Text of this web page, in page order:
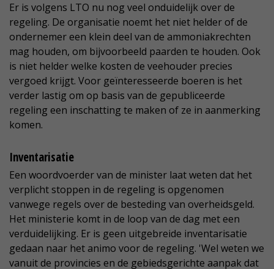
Er is volgens LTO nu nog veel onduidelijk over de
regeling. De organisatie noemt het niet helder of de
ondernemer een klein deel van de ammoniakrechten
mag houden, om bijvoorbeeld paarden te houden. Ook
is niet helder welke kosten de veehouder precies
vergoed krijgt. Voor geïnteresseerde boeren is het
verder lastig om op basis van de gepubliceerde
regeling een inschatting te maken of ze in aanmerking
komen.
Inventarisatie
Een woordvoerder van de minister laat weten dat het
verplicht stoppen in de regeling is opgenomen
vanwege regels over de besteding van overheidsgeld.
Het ministerie komt in de loop van de dag met een
verduidelijking. Er is geen uitgebreide inventarisatie
gedaan naar het animo voor de regeling. 'Wel weten we
vanuit de provincies en de gebiedsgerichte aanpak dat